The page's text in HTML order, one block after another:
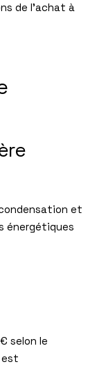
de l’achat à
et
énergétiques
selon le
est